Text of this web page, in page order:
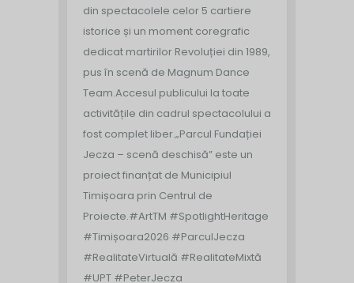
din spectacolele celor 5 cartiere
istorice și un moment coregrafic
dedicat martirilor Revoluției din 1989,
pus în scenă de Magnum Dance
Team.Accesul publicului la toate
activitățile din cadrul spectacolului a
fost complet liber.„Parcul Fundației
Jecza – scenă deschisă” este un
proiect finanțat de Municipiul
Timișoara prin Centrul de
Proiecte.#ArtTM #SpotlightHeritage
#Timișoara2026 #ParculJecza
#RealitateVirtuală #RealitateMixtă
#UPT #PeterJecza